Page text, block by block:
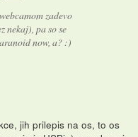
zadevo
nekaj), pa so se
now, a? :)
jih prilepis na os, to os